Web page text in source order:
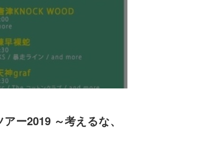
ー2019 ～考えるな、